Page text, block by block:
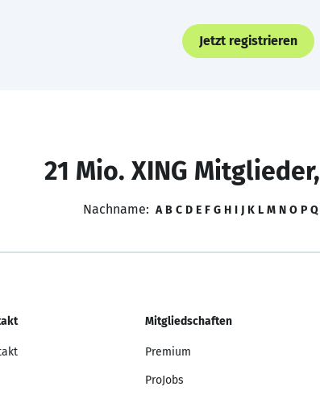
Jetzt registrieren
21 Mio. XING
Nachname: A B C D E F G H I J K L M N O P Q
Mitgliedschaften
Premium
ProJobs